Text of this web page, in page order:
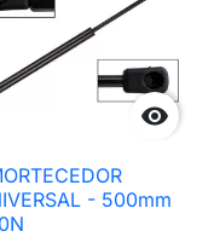

- 500mm